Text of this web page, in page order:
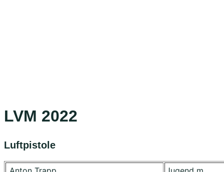
LVM 2022
Luftpistole